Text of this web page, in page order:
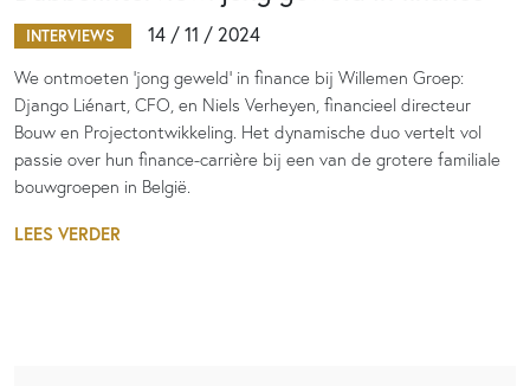
INTERVIEWS 14 / 11 / 2024
We ontmoeten ‘jong geweld’ in finance bij Willemen Groep:
Django Liénart, CFO, en Niels Verheyen, financieel directeur
Bouw en Projectontwikkeling. Het dynamische duo vertelt vol
passie over hun finance-carrière bij een van de grotere familiale
bouwgroepen in België.
LEES VERDER